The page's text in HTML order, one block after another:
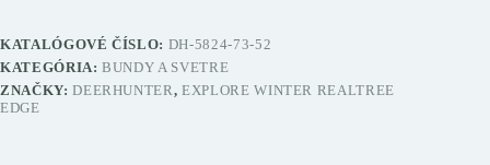
KATALÓGOVÉ ČÍSLO: DH-5824-73-52
KATEGÓRIA:BUNDY A SVETRE
ZNAČKY:DEERHUNTER,EXPLORE WINTER REALTREE
EDGE